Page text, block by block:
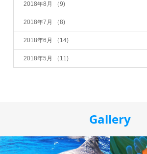
2018年8月 （9)
2018年7月 （8)
2018年6月 （14)
2018年5月 （11)
Gallery